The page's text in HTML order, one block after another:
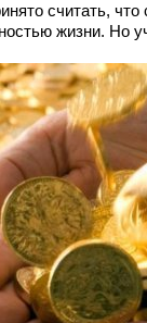
считать, что
жизни. Но